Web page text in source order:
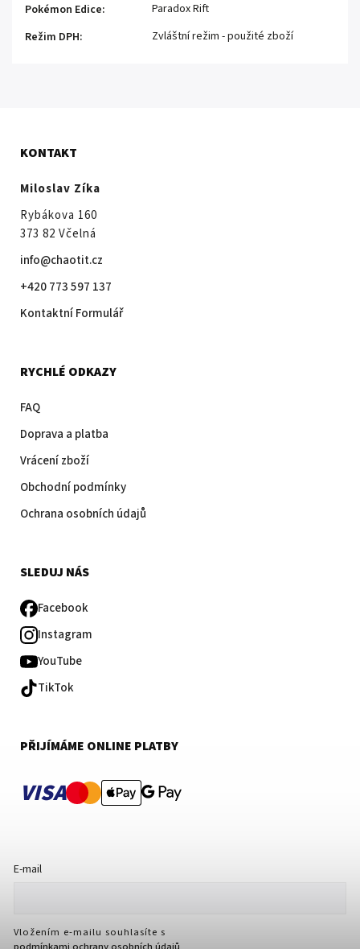
Pokémon Edice:
Paradox Rift
Režim DPH: Zvláštní režim - použité zboží
KONTAKT
Miloslav Zíka
Rybákova 160
373 82 Včelná
info@chaotit.cz
+420 773 597 137
Kontaktní Formulář
RYCHLÉ ODKAZY
FAQ
Doprava a platba
Vrácení zboží
Obchodní podmínky
Ochrana osobních údajů
SLEDUJ NÁS
Facebook
Instagram
YouTube
TikTok
PŘIJÍMÁME ONLINE PLATBY
VISA
E-mail
Vložením e-mailu souhlasíte s